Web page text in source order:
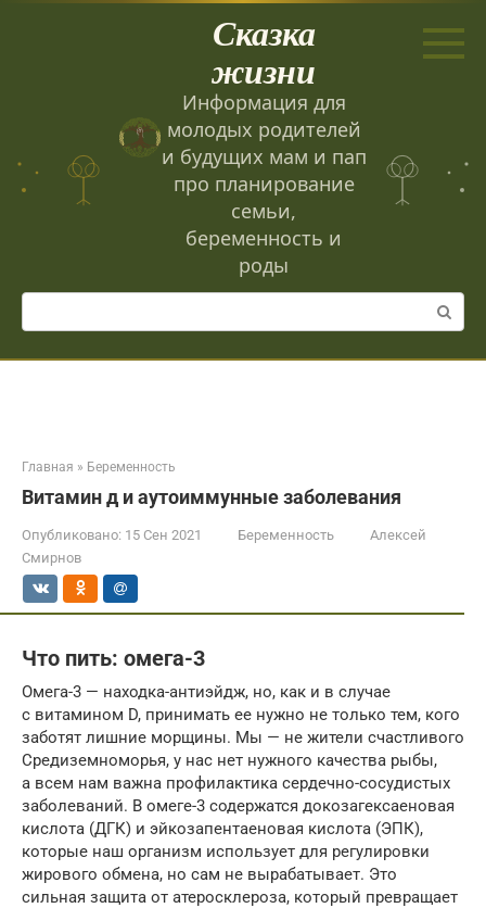
Сказка
жизни
Информация для
молодых родителей
и будущих мам и пап
про планирование
семьи,
беременность и
роды
Поиск:
Главная » Беременность
Витамин д и аутоиммунные заболевания
Опубликовано: 15 Сен 2021 Беременность
Алексей
Смирнов
Что пить: омега-3
Омега-3 — находка-антиэйдж, но, как и в случае
с витамином D, принимать ее нужно не только тем, кого
заботят лишние морщины. Мы — не жители счастливого
Средиземноморья, у нас нет нужного качества рыбы,
а всем нам важна профилактика сердечно-сосудистых
заболеваний. В омеге-3 содержатся докозагексаеновая
кислота (ДГК) и эйкозапентаеновая кислота (ЭПК),
которые наш организм использует для регулировки
жирового обмена, но сам не вырабатывает. Это
сильная защита от атеросклероза, который превращает